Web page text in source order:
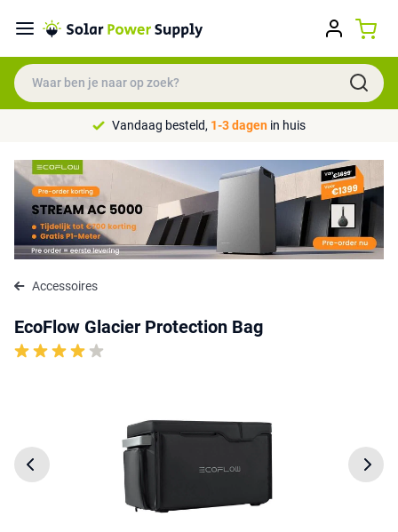
Vandaag besteld, 1-3 dagen in huis
Accessoires
EcoFlow Glacier Protection Bag